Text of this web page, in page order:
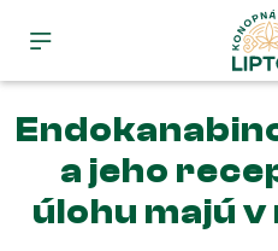
a jeho
úlohu majú